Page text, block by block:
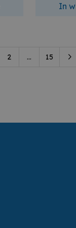
In
2 ... 15